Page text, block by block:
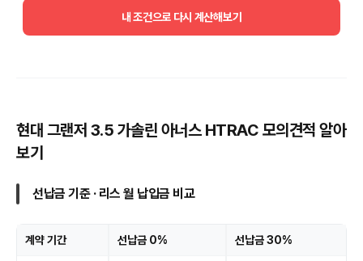
내 조건으로 다시 계산해보기
현대 그랜저 3.5 가솔린 아너스 HTRAC 모의견적 알아
보기
선납금 기준 · 리스 월 납입금 비교
계약 기간 선납금 0% 선납금 30%